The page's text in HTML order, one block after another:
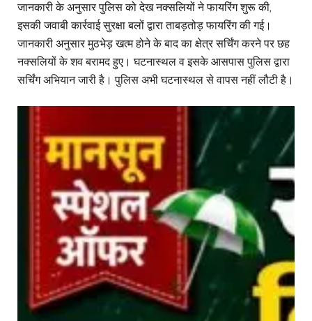
जानकारी के अनुसार पुलिस को देख नक्सलियों ने फायरिंग शुरू की,
इसकी जवाबी कार्रवाई सुरक्षा बलों द्वारा ताबड़तोड़ फायरिंग की गई।
जानकारी अनुसार मुठभेड़ खत्म होने के बाद का क्षेत्र सर्चिंग करने पर छह
नक्सलियों के शव बरामद हुए। घटनास्थल व इसके आसपास पुलिस द्वारा
सर्चिंग अभियान जारी है। पुलिस अभी घटनास्थल से वापस नहीं लौटी है।